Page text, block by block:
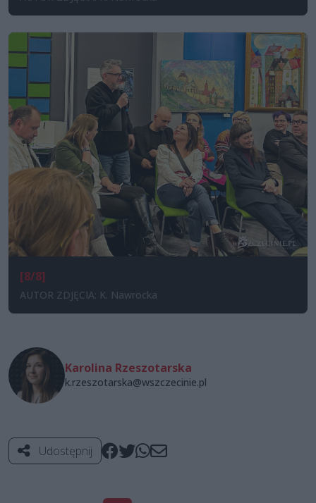
[8/8]
AUTOR ZDJĘCIA: K. Nawrocka
Karolina Rzeszotarska
k.rzeszotarska@wszczecinie.pl
Udostępnij